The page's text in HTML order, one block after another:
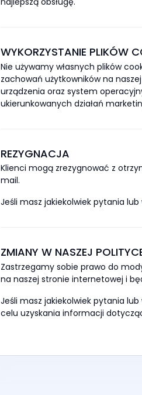
WYKORZYSTANIE PLIKÓW
Nie używamy własnych plików
zachowań użytkowników na
urządzenia oraz system
ukierunkowanych działań
REZYGNACJA
Klienci mogą zrezygnować z
mail.
Jeśli masz jakiekolwiek pytania
ZMIANY W NASZEJ
Zastrzegamy sobie prawo do
na naszej stronie internetowej i
Jeśli masz jakiekolwiek pytania
celu uzyskania informacji